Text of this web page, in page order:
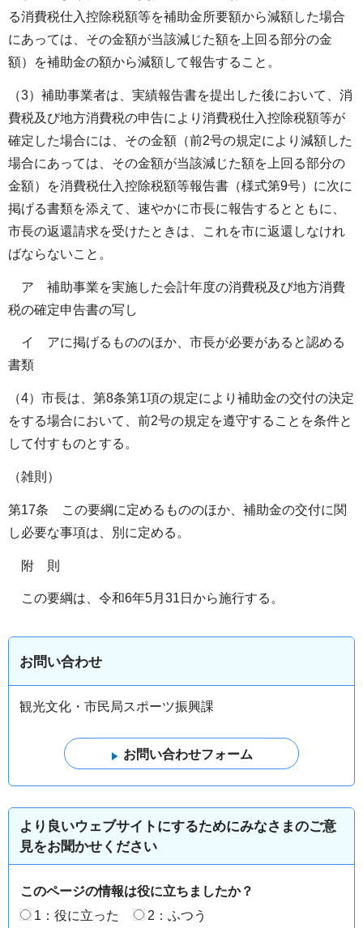
る消費税仕入控除税額等を補助金所要額から減額した場合
にあっては、その金額が当該減じた額を上回る部分の金
額）を補助金の額から減額して報告すること。
（3）補助事業者は、実績報告書を提出した後において、消
費税及び地方消費税の申告により消費税仕入控除税額等が
確定した場合には、その金額（前2号の規定により減額した
場合にあっては、その金額が当該減じた額を上回る部分の
金額）を消費税仕入控除税額等報告書（様式第9号）に次に
掲げる書類を添えて、速やかに市長に報告するとともに、
市長の返還請求を受けたときは、これを市に返還しなけれ
ばならないこと。
ア 補助事業を実施した会計年度の消費税及び地方消費
税の確定申告書の写し
イ アに掲げるもののほか、市長が必要があると認める
書類
（4）市長は、第8条第1項の規定により補助金の交付の決定
をする場合において、前2号の規定を遵守することを条件と
して付すものとする。
（雑則）
第17条 この要綱に定めるもののほか、補助金の交付に関
し必要な事項は、別に定める。
附 則
この要綱は、令和6年5月31日から施行する。
お問い合わせ
観光文化・市民局スポーツ振興課
より良いウェブサイトにするためにみなさまのご意
見をお聞かせください
このページの情報は役に立ちましたか？
1：役に立った
2：ふつう